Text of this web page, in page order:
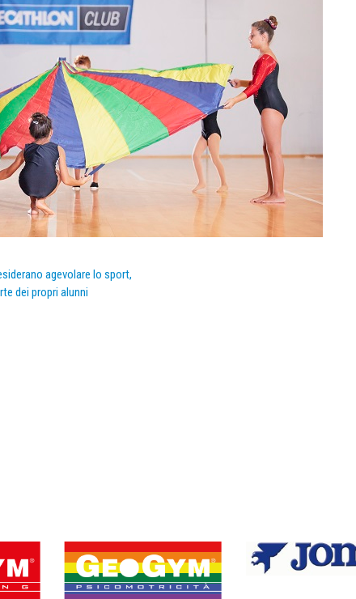
agevolare lo sport,
dei propri alunni